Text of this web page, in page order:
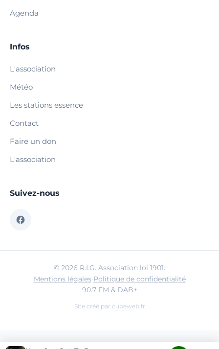
Agenda
Infos
L'association
Météo
Les stations essence
Contact
Faire un don
L'association
Suivez-nous
© 2026 R.I.G. Association loi 1901.
Mentions légales·Politique de confidentialité
90.7 FM & DAB+
Site créé par cubeweb.fr